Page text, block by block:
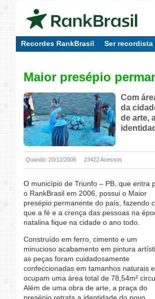
Recordes RankBrasil Ser recordista
Maior presépio
Com
da
de arte,
Quando: 20/12/2006 23422 Acessos
O município de Triunfo – PB, que entra
o RankBrasil em 2006, possui o Maior
presépio permanente do país, fazendo
que a fé e a crença das pessoas na
natalina fique na cidade o ano todo.
Construído em ferro, cimento e um
minucioso acabamento em pintura
as peças foram cuidadosamente
confeccionadas em tamanhos naturais e
ocupam uma área total de 78,54m²
Além de uma obra de arte, a praça do